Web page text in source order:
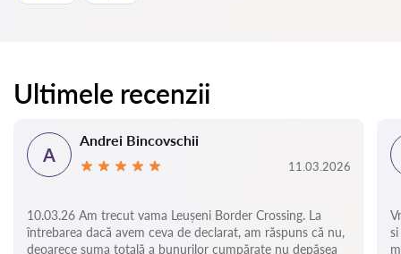
Ultimele recenzii
A
Andrei Bincovschii
11.03.2026
10.03.26 Am trecut vama Leușeni Border Crossing. La
întrebarea dacă avem ceva de declarat, am răspuns că nu,
deoarece suma totală a bunurilor cumpărate nu depășea